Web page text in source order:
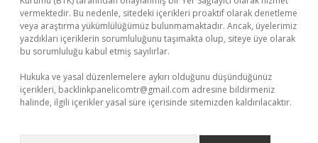
vermektedir. Bu nedenle, sitedeki içerikleri proaktif olarak denetleme
veya araştırma yükümlülüğümüz bulunmamaktadır. Ancak, üyelerimiz
yazdıkları içeriklerin sorumluluğunu taşımakta olup, siteye üye olarak
bu sorumluluğu kabul etmiş sayılırlar.
Hukuka ve yasal düzenlemelere aykırı olduğunu düşündüğünüz
içerikleri, backlinkpanelicomtr@gmail.com adresine bildirmeniz
halinde, ilgili içerikler yasal süre içerisinde sitemizden kaldırılacaktır.